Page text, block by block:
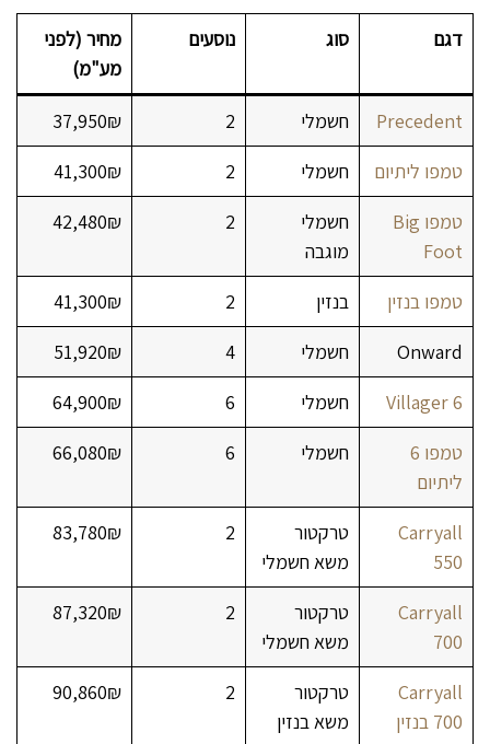
דגם סוג נוסעים
מחיר (לפני
מע"מ)
Precedent חשמלי 2
37,950₪
טמפו ליתיום
חשמלי 2
41,300₪
טמפו Big
Foot
חשמלי
מוגבה
2
42,480₪
טמפו בנזין בנזין 2
41,300₪
Onward
חשמלי 4
51,920₪
Villager 6
חשמלי 6
64,900₪
טמפו 6
ליתיום
חשמלי 6
66,080₪
Carryall
550
טרקטור
משא חשמלי
2
83,780₪
Carryall
700
טרקטור
משא חשמלי
2
87,320₪
Carryall
700 בנזין
טרקטור
משא בנזין
2
90,860₪